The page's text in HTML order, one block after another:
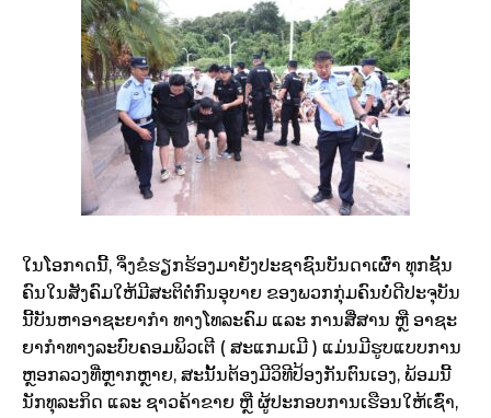
ໃນໂອກາດນີ້, ຈຶ່ງຂໍຮຽກຮ້ອງມາຍັງປະຊາຊົນບັນດາເຜົ່າ ທຸກຊັ້ນ
ຄົນໃນສັງຄົມໃຫ້ມີສະຕິຕໍ່ກົນອຸບາຍ ຂອງພວກກຸ່ມຄົນບໍ່ດີປະຈຸບັນ
ນີ້ບັນຫາອາຊະຍາກຳ ທາງໂທລະຄົມ ແລະ ການສື່ສານ ຫຼື ອາຊະ
ຍາກໍາທາງລະບົບຄອມພິວເຕີ ( ສະແກມເມີ ) ແມ່ນມີຮູບແບບການ
ຫຼອກລວງທີ່ຫຼາກຫຼາຍ, ສະນັ້ນຕ້ອງມີວິທີປ້ອງກັນຕົນເອງ, ພ້ອມນີ້
ນັກທຸລະກິດ ແລະ ຊາວຄ້າຂາຍ ຫຼື ຜູ້ປະກອບການເຮືອນໃຫ້ເຊົ່າ,